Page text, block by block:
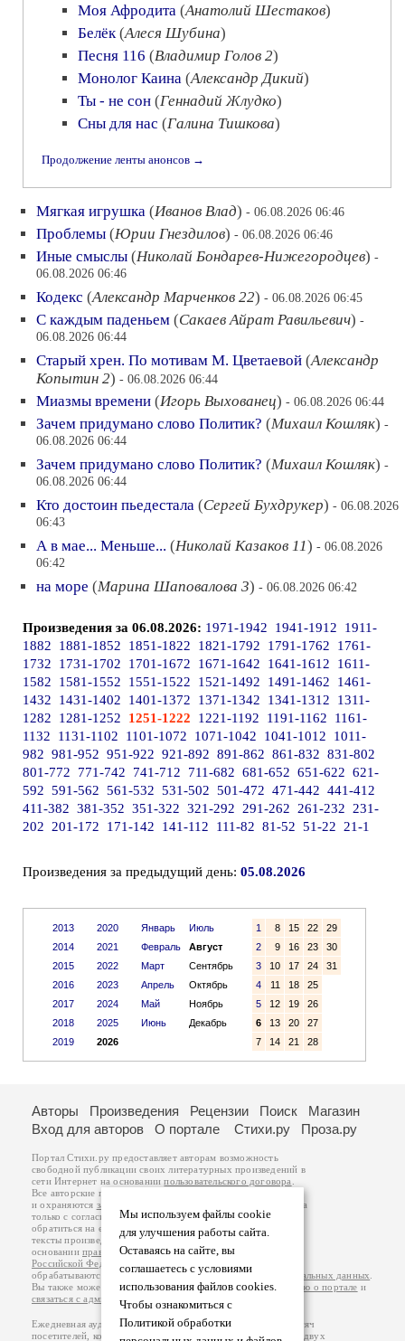
Моя Афродита (Анатолий Шестаков)
Белёк(Алеся Шубина)
Песня 116 (Владимир Голов 2)
Монолог Каина (Александр Дикий)
Ты - не сон (Геннадий Жлудко)
Сны для нас (Галина Тишкова)
Продолжение ленты анонсов →
Мягкая игрушка (Иванов Влад) - 06.08.2026 06:46
Проблемы (Юрии Гнездилов) - 06.08.2026 06:46
Иные смыслы (Николай Бондарев-Нижегородцев) -
06.08.2026 06:46
Кодекс (Александр Марченков 22) - 06.08.2026 06:45
С каждым паденьем (Сакаев Айрат Равильевич) -
06.08.2026 06:44
Старый хрен. По мотивам М. Цветаевой (Александр
Копытин 2) - 06.08.2026 06:44
Миазмы времени (Игорь Выхованец) - 06.08.2026 06:44
Зачем придумано слово Политик? (Михаил Кошляк) -
06.08.2026 06:44
Зачем придумано слово Политик? (Михаил Кошляк) -
06.08.2026 06:44
Кто достоин пьедестала (Сергей Бухдрукер) - 06.08.2026
06:43
А в мае... Меньше... (Николай Казаков 11) - 06.08.2026
06:42
на море (Марина Шаповалова 3) - 06.08.2026 06:42
Произведения за 06.08.2026: 1971-1942 1941-1912
1911-
1882
1881-1852 1851-1822 1821-1792 1791-1762
1761-
1732
1731-1702 1701-1672 1671-1642 1641-1612
1611-
1582
1581-1552 1551-1522 1521-1492 1491-1462
1461-
1432
1431-1402 1401-1372 1371-1342 1341-1312
1311-
1282
1281-1252 1251-1222 1221-1192 1191-1162
1161-
1132
1131-1102 1101-1072 1071-1042 1041-1012
1011-
982 981-952 951-922 921-892 891-862 861-832 831-802
801-772
771-742 741-712 711-682 681-652 651-622 621-
592 591-562 561-532 531-502 501-472 471-442 441-412
411-382 381-352 351-322 321-292 291-262 261-232
231-
202
201-172 171-142 141-112 111-82 81-52 51-22 21-1
Произведения за предыдущий день: 05.08.2026
2013
2014
2015
2016
2017
2018
2019
2020
2021
2022
2023
2024
2025
2026
Январь
Июль
Февраль
Август
Март
Сентябрь
Апрель
Октябрь
Май
Ноябрь
Июнь
Декабрь
1 8 15 22
29
2
9 16 23
30
3
10 17 24
31
4
11 18
25
5
12 19
26
6
13 20
27
7
14 21 28
Мы используем файлы cookie
для улучшения работы сайта.
Оставаясь на сайте, вы
соглашаетесь с условиями
использования файлов cookies.
Чтобы ознакомиться с
Политикой обработки
Авторы Произведения Рецензии Поиск
Магазин
Вход для авторов
О портале Стихи.ру Проза.ру
Портал Стихи.ру предоставляет авторам возможность
свободной публикации своих литературных произведений в
сети Интернет на основаниипользовательского договора
Все авторские права на произведения принадлежат авторам
и охраняются законом
. Перепечатка произведений возможна
только с согласия его автора, к которому вы можете
обратиться на его авторской странице. Ответственность за
тексты произведений авторы несут самостоятельно на
основанииправил публикацииизаконодательства
Российской Федерации
обрабатываются на основанииПолитики обработки персональных данных
Вы также можете посмотреть более подробнуюинформацию о портале и
связаться с администрацией
Ежедневная аудитория портала Стихи.ру – порядка 200 тысяч
посетителей, которые в общей сумме просматривают более двух